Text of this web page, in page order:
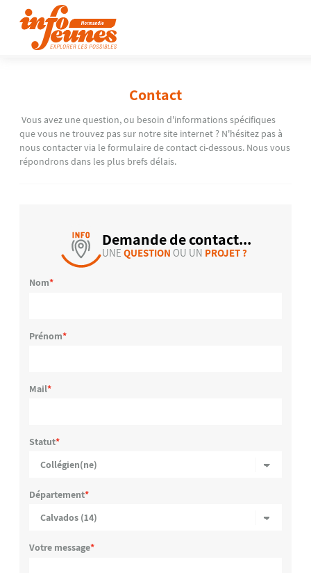
Contact
Vous avez une question, ou besoin d'informations spécifiques
que vous ne trouvez pas sur notre site internet ? N'hésitez pas à
nous contacter via le formulaire de contact ci-dessous. Nous vous
répondrons dans les plus brefs délais.
Demande de contact...
UNE QUESTION OU UN PROJET ?
Nom
Prénom
Mail
Statut
Département
Votre message